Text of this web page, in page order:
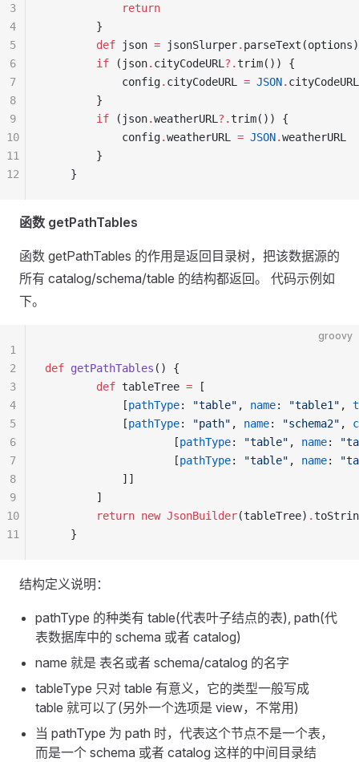
            return
        }
        def
json = jsonSlurper. parseText(options)
        if
(json. cityCodeURL ?. trim()) {
            config
. cityCodeURL = JSON. cityCodeURL
        }
        if
(json.weatherURL ?. trim()) {
            config
.weatherURL = JSON.weatherURL
        }
    }
3
4
5
6
7
8
9
10
11
12
函数 getPathTables
函数 getPathTables 的作用是返回目录树，把该数据源的
所有 catalog/schema/table 的结构都返回。 代码示例如
下。
groovy
def getPathTables () {
        def
tableTree = [
            [
pathType: "table" , name: "table1" ,
            [
pathType: "path" , name: "schema2" ,
                    [
pathType: "table" , name:
                    [
pathType: "table" , name:
            ]]
        ]
        return
new JsonBuilder(tableTree) .
    }
1
2
3
4
5
6
7
8
9
10
11
结构定义说明：
pathType 的种类有 table(代表叶子结点的表), path(代
表数据库中的 schema 或者 catalog)
name 就是 表名或者 schema/catalog 的名字
tableType 只对 table 有意义，它的类型一般写成
table 就可以了(另外一个选项是 view，不常用)
当 pathType 为 path 时，代表这个节点不是一个表，
而是一个 schema 或者 catalog 这样的中间目录结